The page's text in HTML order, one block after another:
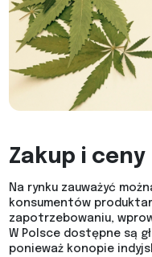
Zakup i
Na rynku zauważyć
konsumentów
zapotrzebowaniu,
W Polsce dostępne są
ponieważ konopie